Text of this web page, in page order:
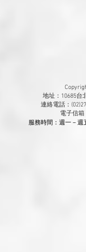
地址：10685台
連絡電話：
電子信箱
服務時間：週一－